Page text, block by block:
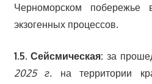
Черноморском побережье
экзогенных процессов.
1.5. Сейсмическая: за
2025 г. на территории